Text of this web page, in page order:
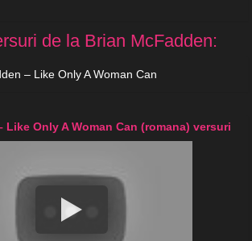
de la Brian McFadden:
– Like Only A Woman Can
Like Only A Woman Can (romana) versuri